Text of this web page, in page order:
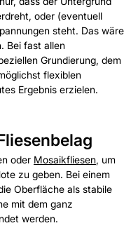
oder (eventuell
steht. Das wäre
Bei fast allen
Grundierung, dem
flexiblen
Ergebnis erzielen.
oder Mosaikfliesen, um
zu geben. Bei einem
Oberfläche als stabile
mit dem ganz
werden.